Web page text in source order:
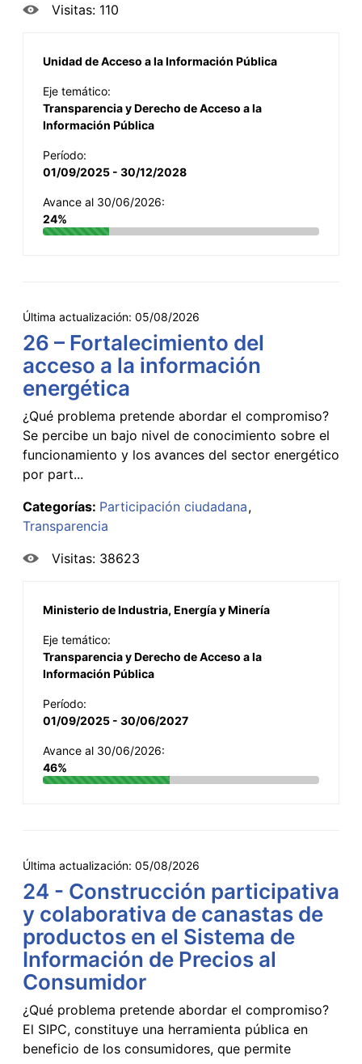
Visitas: 110
Unidad de Acceso a la Información Pública
Eje temático:
Transparencia y Derecho de Acceso a la
Información Pública
Período:
01/09/2025 - 30/12/2028
Avance al 30/06/2026:
24%
Última actualización: 05/08/2026
26 – Fortalecimiento del
acceso a la información
energética
¿Qué problema pretende abordar el compromiso?
Se percibe un bajo nivel de conocimiento sobre el
funcionamiento y los avances del sector energético
por part...
Categorías: Participación ciudadana
Transparencia
Visitas: 38623
Ministerio de Industria, Energía y Minería
Eje temático:
Transparencia y Derecho de Acceso a la
Información Pública
Período:
01/09/2025 - 30/06/2027
Avance al 30/06/2026:
46%
Última actualización: 05/08/2026
24 - Construcción participativa
y colaborativa de canastas de
productos en el Sistema de
Información de Precios al
Consumidor
¿Qué problema pretende abordar el compromiso?
El SIPC, constituye una herramienta pública en
beneficio de los consumidores, que permite